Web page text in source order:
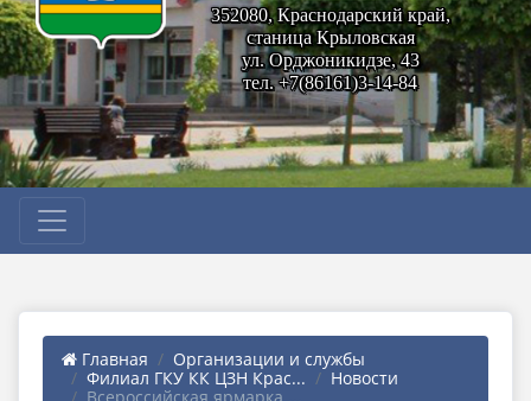
352080, Краснодарский край,
станица Крыловская
ул. Орджоникидзе, 43
тел. +7(86161)3-14-84
Главная
Организации и службы
Филиал ГКУ КК ЦЗН Крас...
Новости